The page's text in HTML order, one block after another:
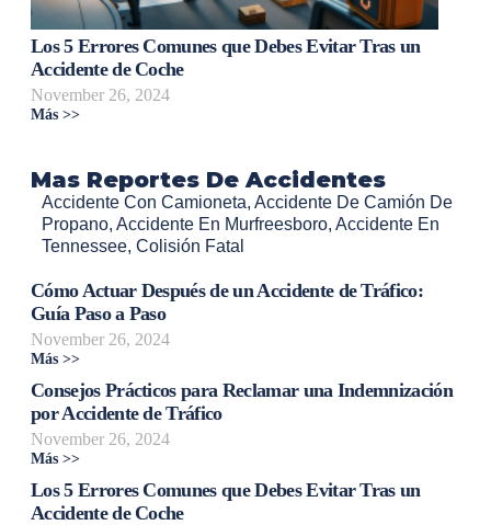
Los 5 Errores Comunes que Debes Evitar Tras un
Accidente de Coche
November 26, 2024
Más >>
Mas Reportes De Accidentes
Accidente Con Camioneta, Accidente De Camión De
Propano, Accidente En Murfreesboro, Accidente En
Tennessee, Colisión Fatal
Cómo Actuar Después de un Accidente de Tráfico:
Guía Paso a Paso
November 26, 2024
Más >>
Consejos Prácticos para Reclamar una Indemnización
por Accidente de Tráfico
November 26, 2024
Más >>
Los 5 Errores Comunes que Debes Evitar Tras un
Accidente de Coche